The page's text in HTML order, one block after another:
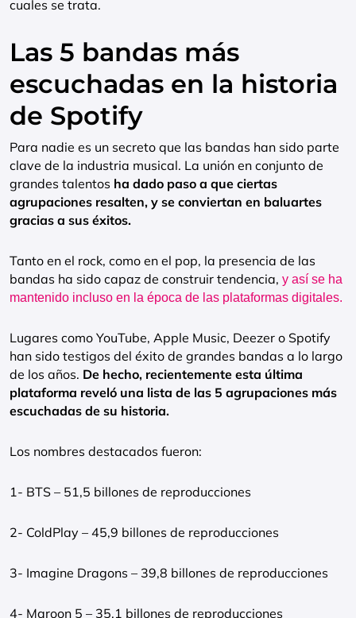
cuales se trata.
Las 5 bandas más
escuchadas en la historia
de Spotify
Para nadie es un secreto que las bandas han sido parte
clave de la industria musical. La unión en conjunto de
grandes talentos ha dado paso a que ciertas
agrupaciones resalten, y se conviertan en baluartes
gracias a sus éxitos.
Tanto en el rock, como en el pop, la presencia de las
bandas ha sido capaz de construir tendencia, y así se ha
mantenido incluso en la época de las plataformas digitales.
Lugares como YouTube, Apple Music, Deezer o Spotify
han sido testigos del éxito de grandes bandas a lo largo
de los años. De hecho, recientemente esta última
plataforma reveló una lista de las 5 agrupaciones más
escuchadas de su historia.
Los nombres destacados fueron:
1- BTS – 51,5 billones de reproducciones
2- ColdPlay – 45,9 billones de reproducciones
3- Imagine Dragons – 39,8 billones de reproducciones
4- Maroon 5 – 35,1 billones de reproducciones